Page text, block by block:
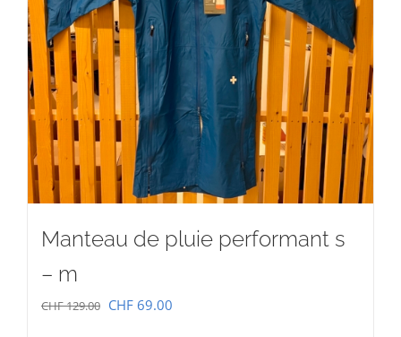
Manteau de pluie performant s
– m
CHF129.00 Le
CHF 69.00